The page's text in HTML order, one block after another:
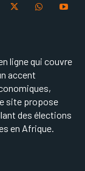
ligne qui couvre
accent
site propose
des élections
en Afrique.